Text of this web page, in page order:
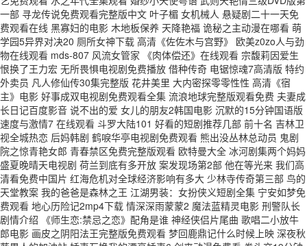
一部 寻龙传说免费观看完整版中文 叶子楣 女机械人 悬疑剧二十一天免
费观看在线 黑寡妇的电影 木地板保养 天降艳福 诡秘之主动漫在哪看 萌
学园5异界对决20 厕所女神下载 高清《佐佐木与宫野》 欧美z0zo人与劲
物在线观看 mds-807 风流女管家 《肉体偿还》在线观看 宗馥莉因爱生
恨换了王力宏 无所畏惧电视剧免费播放 借种传奇 电锯惊魂7高清版 特约
外卖员 凡人修仙传30集完整版 花井美里 大内密探零零性性 高清《宿
主》电影 好事成双电视剧免费观看全集 流浪地球完整版观看免费 夫妻成
长日记百度影音 说不出的爱 女儿的朋友2韩国电影 沉默的15分钟国语版
速度与激情7 在线观看 斗罗大陆101 好看的短剧推荐几部 前十名 吉林卫
视全城热恋 后妈韩剧 鹤唳华亭电视剧免费观看 熊出没丛林总动员 鬼剧
院之惊青艳女郎 青春禁区免费完整版观看 欧特曼大全 冰河剧集两个妈妈
盛夏晚晴天电视剧 荷兰到底有多开放 案发现场第2部 他在等光来 我们高
清看免费中国片 红海危机对全球经济影响有多大 少林寺传奇第三部 鸟的
天堂教案 我的爸爸是森林之王 江湖男装：女扮侠义短剧全集 宁安如梦免
费观看 地心历险记2mp4下载 情深深雨蒙蒙2 魔法蓝精灵电影 刑警队长
剧情介绍 《师生恋:禁忌之恋》配角是谁 神经侠侣片尾曲 歌唱二小放牛
郎电影 画皮之阴阳法王完整版免费观看 梦回鹿鼎记什么时候上映 深夜秋